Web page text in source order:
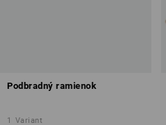
Podbradný ramienok
1 Variant